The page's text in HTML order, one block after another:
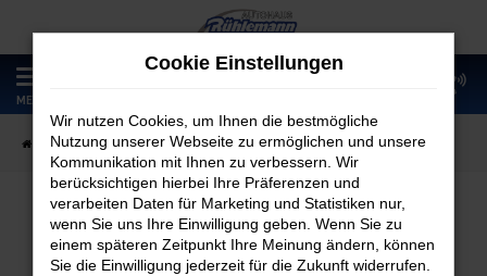
Zum
Hauptinhalt
springen
MENÜ
Startseite Fahrzeugangebote Fahrzeugmarkt
Fahrzeugmarkt
Cookie Einstellungen
Wir nutzen Cookies, um Ihnen die bestmögliche
Nutzung unserer Webseite zu ermöglichen und unsere
Kommunikation mit Ihnen zu verbessern. Wir
berücksichtigen hierbei Ihre Präferenzen und
verarbeiten Daten für Marketing und Statistiken nur,
wenn Sie uns Ihre Einwilligung geben. Wenn Sie zu
einem späteren Zeitpunkt Ihre Meinung ändern, können
Sie die Einwilligung jederzeit für die Zukunft widerrufen.